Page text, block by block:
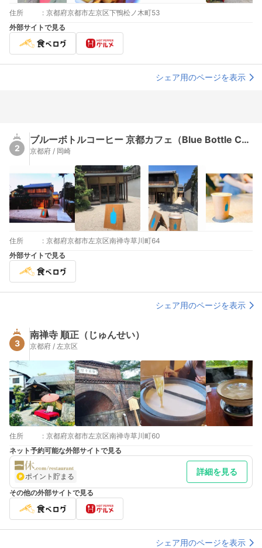
住所 : 京都府京都市左京区下鴨松ノ木町53
外部サイトで見る
シェア用のページを表示
2
ブルーボトルコーヒー 京都カフェ（Blue Bottle Coffee）
京都府 / 岡崎
住所 : 京都府京都市左京区南禅寺草川町64
外部サイトで見る
シェア用のページを表示
3
南禅寺 順正（じゅんせい）
京都府 / 左京区
住所 : 京都府京都市左京区南禅寺草川町60
ネット予約可能な外部サイトで見る
ポイント貯まる 詳細を見る
その他の外部サイトで見る
シェア用のページを表示